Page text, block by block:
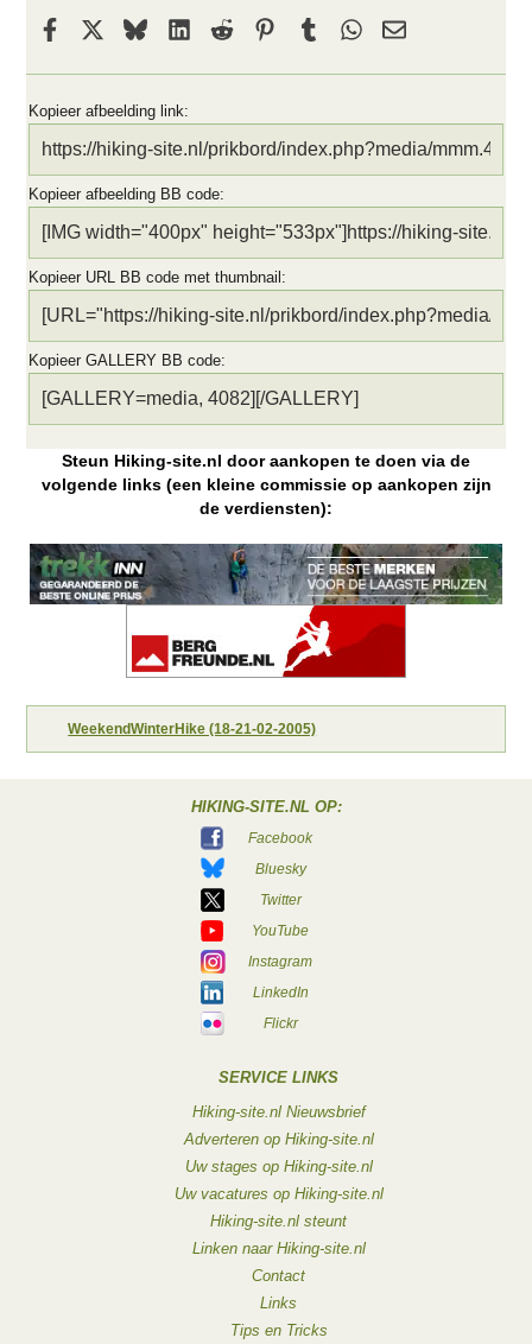
Facebook BlueskyLinkedInReddit PinterestTumblr WhatsApp
E-mail
Kopieer afbeelding link
Kopieer afbeelding BB code
Kopieer URL BB code met thumbnail
Kopieer GALLERY BB code
Steun Hiking-site.nl door aankopen te doen via de
volgende links (een kleine commissie op aankopen zijn
de verdiensten):
WeekendWinterHike (18-21-02-2005)
HIKING-SITE.NL OP:
Facebook
Bluesky
Twitter
YouTube
Instagram
LinkedIn
Flickr
SERVICE LINKS
Hiking-site.nl Nieuwsbrief
Adverteren op Hiking-site.nl
Uw stages op Hiking-site.nl
Uw vacatures op Hiking-site.nl
Hiking-site.nl steunt
Linken naar Hiking-site.nl
Contact
Links
Tips en Tricks